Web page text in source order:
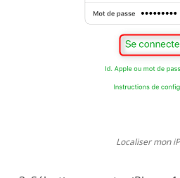
Localiser mon